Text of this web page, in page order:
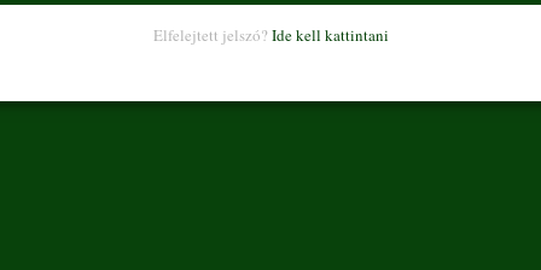
Elfelejtett jelszó? Ide kell kattintani